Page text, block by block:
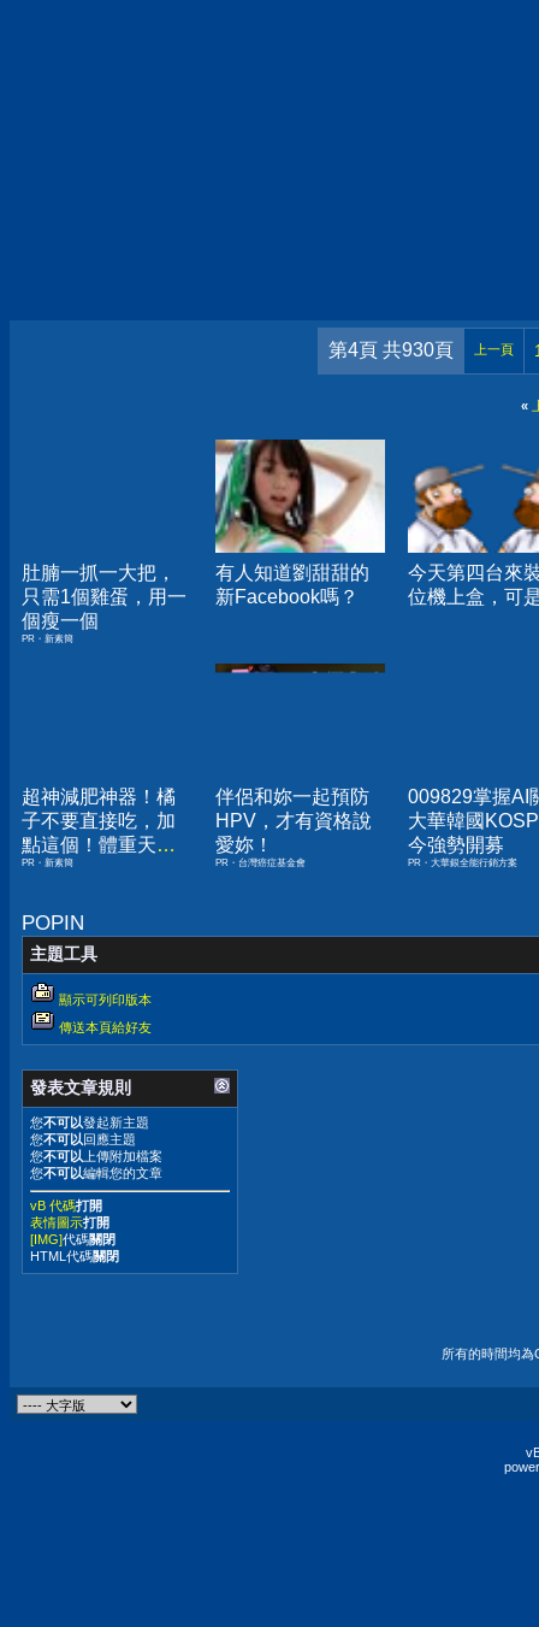
第4頁 共930頁 上一頁
«
肚腩一抓一大把，
只需1個雞蛋，用一
個瘦一個
PR・新素簡
有人知道劉甜甜的
新Facebook嗎？
今天第四台來
位機上盒，可
超神減肥神器！橘
子不要直接吃，加
點這個！體重天天
下降
PR・新素簡
伴侶和妳一起預防
HPV，才有資格說
愛妳！
PR・台灣癌症基金會
009829掌握AI
大華韓國
今強勢開募
PR・大華銀全能行銷方案
POPIN
主題工具
顯示可列印版本
傳送本頁給好友
發表文章規則
您不可以發起新主題
您不可以 回應主題
您不可以 上傳附加檔案
您不可以編輯您的文章
vB 代碼打開
表情圖示打開
[IMG]代碼關閉
HTML代碼關閉
所有的時間均為